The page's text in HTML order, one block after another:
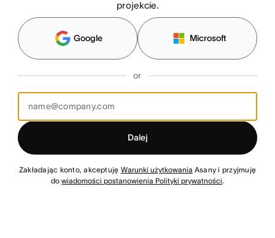
projekcie.
Google Microsoft
or
Dalej
Zakładając konto, akceptuję Warunki użytkowania Asany i przyjmuję
dowiadomości postanowienia Polityki prywatności.